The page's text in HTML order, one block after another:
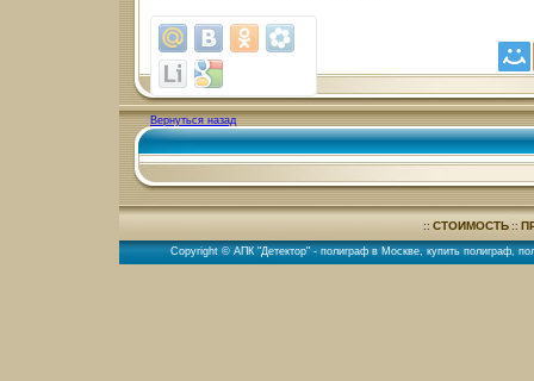
Вернуться назад
:: СТОИМОСТЬ::
Copyright © АПК "Детектор" - полиграф в Москве, купить полиграф,